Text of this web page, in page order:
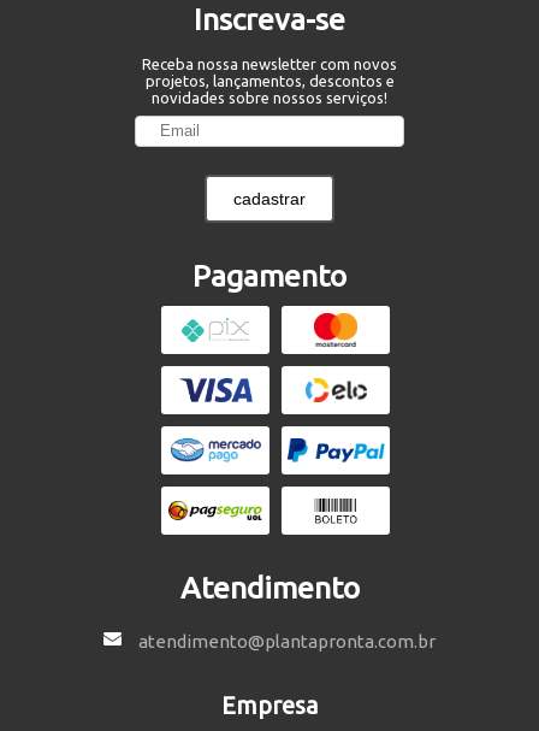
Inscreva-se
Receba nossa newsletter com novos
projetos, lançamentos, descontos e
novidades sobre nossos serviços!
cadastrar
Pagamento
Atendimento
atendimento@plantapronta.com.br
Empresa